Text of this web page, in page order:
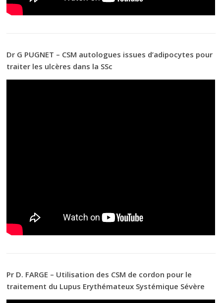
Dr G PUGNET – CSM autologues issues d’adipocytes pour
traiter les ulcères dans la SSc
Pr D. FARGE – Utilisation des CSM de cordon pour le
traitement du Lupus Erythémateux Systémique Sévère